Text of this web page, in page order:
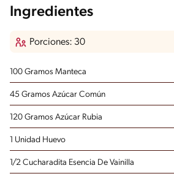
Ingredientes
Porciones: 30
100 Gramos Manteca
45 Gramos Azúcar Común
120 Gramos Azúcar Rubia
1 Unidad Huevo
1/2 Cucharadita Esencia De Vainilla